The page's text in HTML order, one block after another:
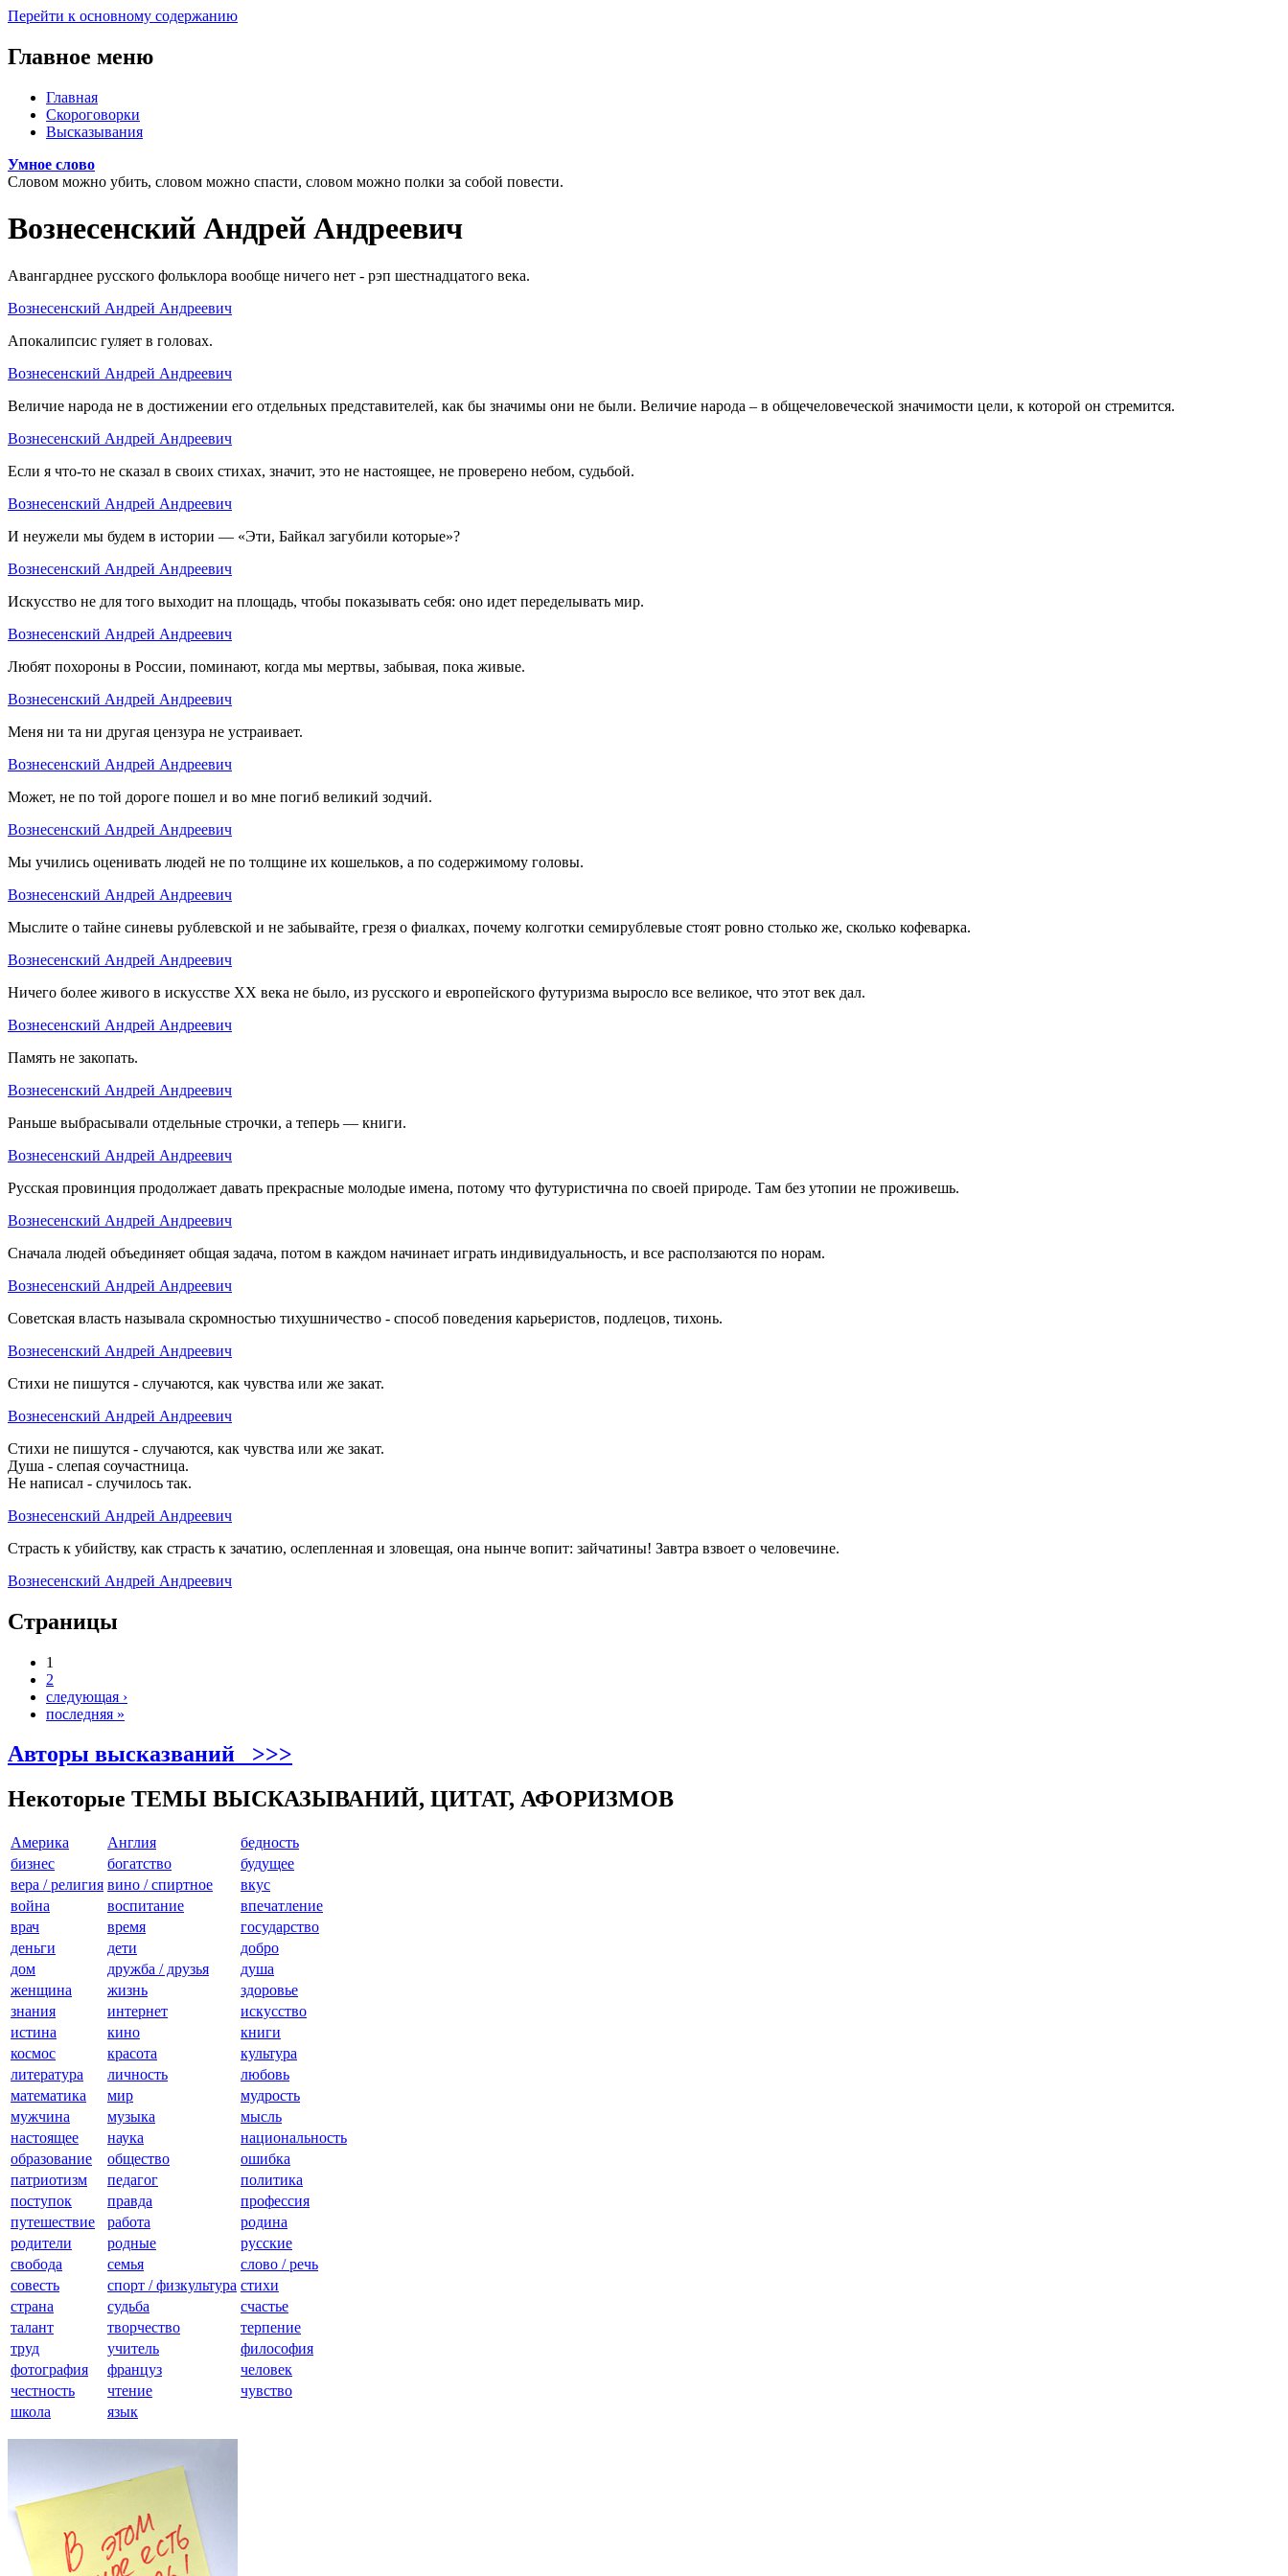
Перейти к основному содержанию
Главное меню
Главная
Скороговорки
Высказывания
Умное слово
Словом можно убить, словом можно спасти, словом можно полки за собой повести.
Вознесенский Андрей Андреевич
Авангарднее русского фольклора вообще ничего нет - рэп шестнадцатого века.
Вознесенский Андрей Андреевич
Апокалипсис гуляет в головах.
Вознесенский Андрей Андреевич
Величие народа не в достижении его отдельных представителей, как бы значимы они не были. Величие народа – в общечеловеческой значимости цели, к которой он стремится.
Вознесенский Андрей Андреевич
Если я что-то не сказал в своих стихах, значит, это не настоящее, не проверено небом, судьбой.
Вознесенский Андрей Андреевич
И неужели мы будем в истории — «Эти, Байкал загубили которые»?
Вознесенский Андрей Андреевич
Искусство не для того выходит на площадь, чтобы показывать себя: оно идет переделывать мир.
Вознесенский Андрей Андреевич
Любят похороны в России, поминают, когда мы мертвы, забывая, пока живые.
Вознесенский Андрей Андреевич
Меня ни та ни другая цензура не устраивает.
Вознесенский Андрей Андреевич
Может, не по той дороге пошел и во мне погиб великий зодчий.
Вознесенский Андрей Андреевич
Мы учились оценивать людей не по толщине их кошельков, а по содержимому головы.
Вознесенский Андрей Андреевич
Мыслите о тайне синевы рублевской и не забывайте, грезя о фиалках, почему колготки семирублевые стоят ровно столько же, сколько кофеварка.
Вознесенский Андрей Андреевич
Ничего более живого в искусстве ХХ века не было, из русского и европейского футуризма выросло все великое, что этот век дал.
Вознесенский Андрей Андреевич
Память не закопать.
Вознесенский Андрей Андреевич
Раньше выбрасывали отдельные строчки, а теперь — книги.
Вознесенский Андрей Андреевич
Русская провинция продолжает давать прекрасные молодые имена, потому что футуристична по своей природе. Там без утопии не проживешь.
Вознесенский Андрей Андреевич
Сначала людей объединяет общая задача, потом в каждом начинает играть индивидуальность, и все расползаются по норам.
Вознесенский Андрей Андреевич
Советская власть называла скромностью тихушничество - способ поведения карьеристов, подлецов, тихонь.
Вознесенский Андрей Андреевич
Стихи не пишутся - случаются, как чувства или же закат.
Вознесенский Андрей Андреевич
Стихи не пишутся - случаются, как чувства или же закат.
Душа - слепая соучастница.
Не написал - случилось так.
Вознесенский Андрей Андреевич
Страсть к убийству, как страсть к зачатию, ослепленная и зловещая, она нынче вопит: зайчатины! Завтра взвоет о человечине.
Вознесенский Андрей Андреевич
Страницы
1
2
следующая ›
последняя »
Авторы высказваний >>>
Некоторые ТЕМЫ ВЫСКАЗЫВАНИЙ, ЦИТАТ, АФОРИЗМОВ
Америкa Англия
бедность
бизнес
богатство
будущее
вера / религия вино / спиртное
вкус
война
воспитание
впечатление
врач
время
государство
деньги
дети
добро
дом
дружба / друзья
душа
женщина
жизнь
здоровье
знания
интернет
искусство
истина
кино
книги
космос
красота
культура
литература
личность
любовь
математика
мир
мудрость
мужчина
музыка
мысль
настоящее
наука
национальность
образование
общество
ошибка
патриотизм
педагог
политика
поступок
правда
профессия
путешествие
работа
родина
родители
родные
русские
свобода
семья
слово / речь
совесть
спорт / физкультура стихи
страна
судьба
счастье
талант
творчество
терпение
труд
учитель
философия
фотография
француз
человек
честность
чтение
чувство
школа
язык